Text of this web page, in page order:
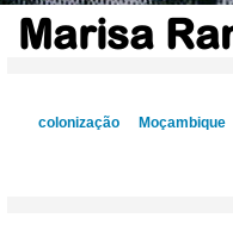
Marisa
colonização Moçambique